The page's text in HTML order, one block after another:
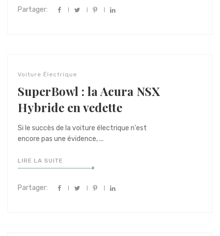
Partager:
Voiture Électrique
SuperBowl : la Acura NSX
Hybride en vedette
Si le succès de la voiture électrique n'est
encore pas une évidence, ...
LIRE LA SUITE
Partager: